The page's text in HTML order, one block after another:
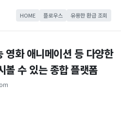
HOME 플로우스 유용한 환급 조회
영화 애니메이션 등 다양한
볼 수 있는 종합 플랫폼